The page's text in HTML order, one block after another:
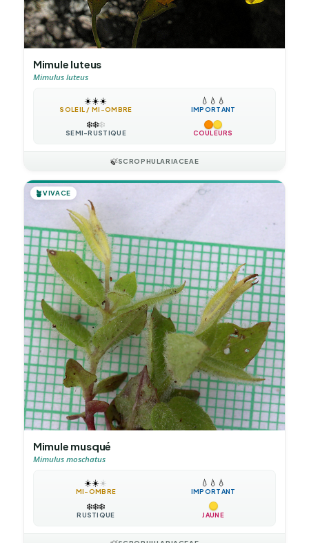
Mimule luteus
Mimulus luteus
☀️☀️☀️
SOLEIL / MI-OMBRE
💧 💧 💧
IMPORTANT
❄️❄️❄️
SEMI-RUSTIQUE COULEURS
🍃SCROPHULARIACEAE
🪴VIVACE
Mimule musqué
Mimulus moschatus
☀️☀️☀️
MI-OMBRE
💧 💧 💧
IMPORTANT
❄️❄️❄️
RUSTIQUE JAUNE